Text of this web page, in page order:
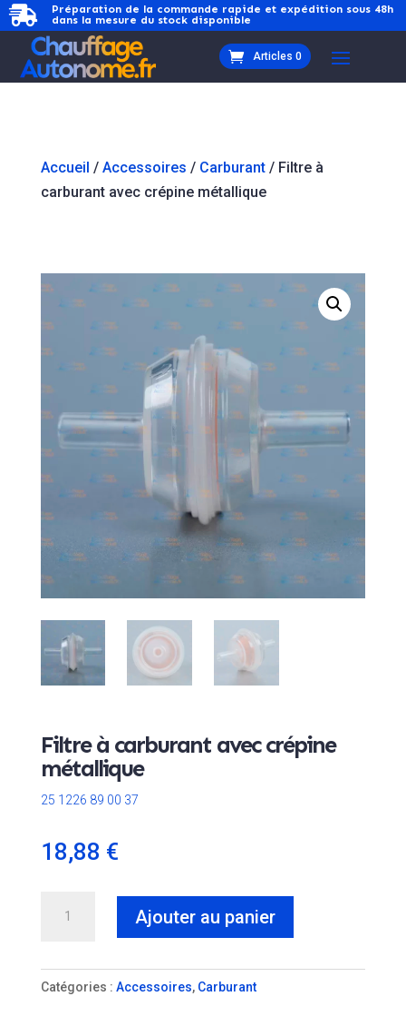

Préparation de la commande rapide et expédition sous 48h
dans la mesure du stock disponible
Articles 0
Accueil / Accessoires / Carburant/ Filtre à
carburant avec crépine métallique
Filtre à carburant avec crépine
métallique
25 1226 89 00 37
18,88 €
Ajouter au panier
Catégories : Accessoires, Carburant